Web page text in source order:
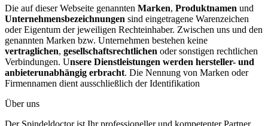
Die auf dieser Webseite genannten Marken, Produktnamen und
Unternehmensbezeichnungen sind eingetragene Warenzeichen
oder Eigentum der jeweiligen Rechteinhaber. Zwischen uns und den
genannten Marken bzw. Unternehmen bestehen keine
vertraglichen, gesellschaftsrechtlichen oder sonstigen rechtlichen
Verbindungen. Unsere Dienstleistungen werden hersteller- und
anbieterunabhängig erbracht. Die Nennung von Marken oder
Firmennamen dient ausschließlich der Identifikation
Über uns